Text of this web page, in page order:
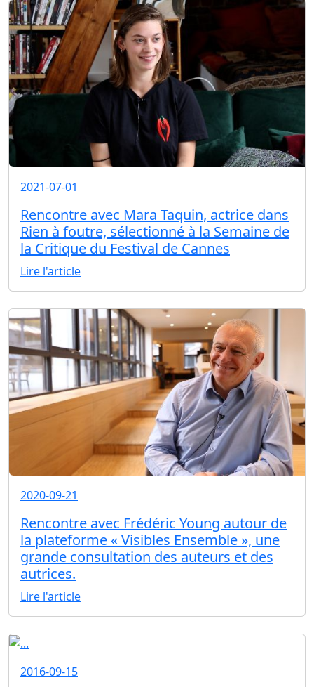
2021-07-01
Rencontre avec Mara Taquin, actrice dans
Rien à foutre, sélectionné à la Semaine de
la Critique du Festival de Cannes
Lire l'article
2020-09-21
Rencontre avec Frédéric Young autour de
la plateforme « Visibles Ensemble », une
grande consultation des auteurs et des
autrices.
Lire l'article
2016-09-15